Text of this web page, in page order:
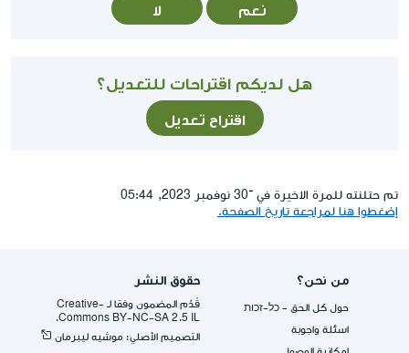
نعم لا
هل لديكم اقتراحات للتعديل؟
اقتراح تعديل
تم حتلنته للمرة الاخيرة في ־30 نوفمبر 2023, 05:44
إضغطوا هنا لمراجعة تاريخ الصفحة.
من نحن؟
حول كل الحق - כל-זכות
اسئلة واجوبة
حقوق النشر
قُدِّم المضمون وفقا لـ -Creative
Commons BY-NC-SA 2.5 IL.
التصميم الأصلي: موشيه ليبرمان